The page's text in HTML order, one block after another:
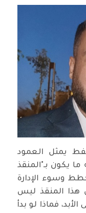
يمثل العمود
يكون بـ"المنقذ
وسوء الإدارة
هذا المنقذ ليس
فماذا لو بدأ